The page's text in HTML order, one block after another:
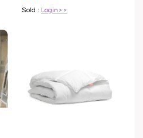
Sold : Login>>